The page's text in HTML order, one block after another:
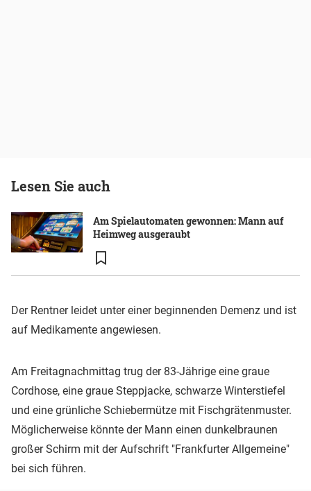
Lesen Sie auch
Am Spielautomaten gewonnen: Mann auf
Heimweg ausgeraubt
Der Rentner leidet unter einer beginnenden Demenz und ist
auf Medikamente angewiesen.
Am Freitagnachmittag trug der 83-Jährige eine graue
Cordhose, eine graue Steppjacke, schwarze Winterstiefel
und eine grünliche Schiebermütze mit Fischgrätenmuster.
Möglicherweise könnte der Mann einen dunkelbraunen
großer Schirm mit der Aufschrift "Frankfurter Allgemeine"
bei sich führen.